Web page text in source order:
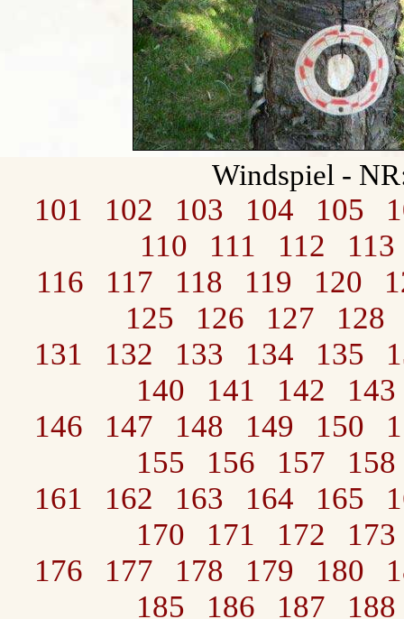
Windspiel -
101 102 103 104 105
110
111 112
113
116
117 118 119 120
125
126 127 128
131 132 133 134 135
140
141 142
143
146
147 148 149 150
155
156 157
158
161
162 163 164 165
170
171 172
173
176
177 178 179 180
185
186 187 188